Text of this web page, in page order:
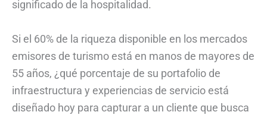
significado de la hospitalidad.
Si el 60% de la riqueza disponible en los mercados
emisores de turismo está en manos de mayores de
55 años, ¿qué porcentaje de su portafolio de
infraestructura y experiencias de servicio está
diseñado hoy para capturar a un cliente que busca